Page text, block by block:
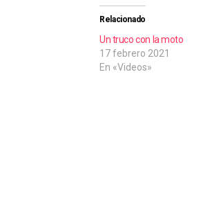
Relacionado
Un truco con la moto
17 febrero 2021
En «Videos»